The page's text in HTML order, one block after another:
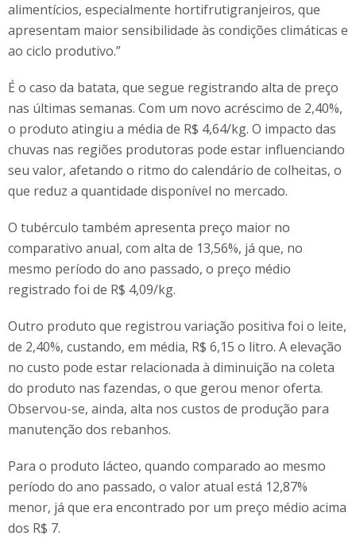
alimentícios, especialmente hortifrutigranjeiros, que
apresentam maior sensibilidade às condições climáticas e
ao ciclo produtivo.”
É o caso da batata, que segue registrando alta de preço
nas últimas semanas. Com um novo acréscimo de 2,40%,
o produto atingiu a média de R$ 4,64/kg. O impacto das
chuvas nas regiões produtoras pode estar influenciando
seu valor, afetando o ritmo do calendário de colheitas, o
que reduz a quantidade disponível no mercado.
O tubérculo também apresenta preço maior no
comparativo anual, com alta de 13,56%, já que, no
mesmo período do ano passado, o preço médio
registrado foi de R$ 4,09/kg.
Outro produto que registrou variação positiva foi o leite,
de 2,40%, custando, em média, R$ 6,15 o litro. A elevação
no custo pode estar relacionada à diminuição na coleta
do produto nas fazendas, o que gerou menor oferta.
Observou-se, ainda, alta nos custos de produção para
manutenção dos rebanhos.
Para o produto lácteo, quando comparado ao mesmo
período do ano passado, o valor atual está 12,87%
menor, já que era encontrado por um preço médio acima
dos R$ 7.